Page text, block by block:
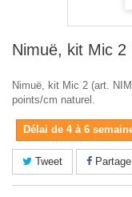
Nimuë, kit Mic 2
Nimuë, kit Mic 2 (art.
points/cm naturel.
Délai de 4 à 6
Tweet